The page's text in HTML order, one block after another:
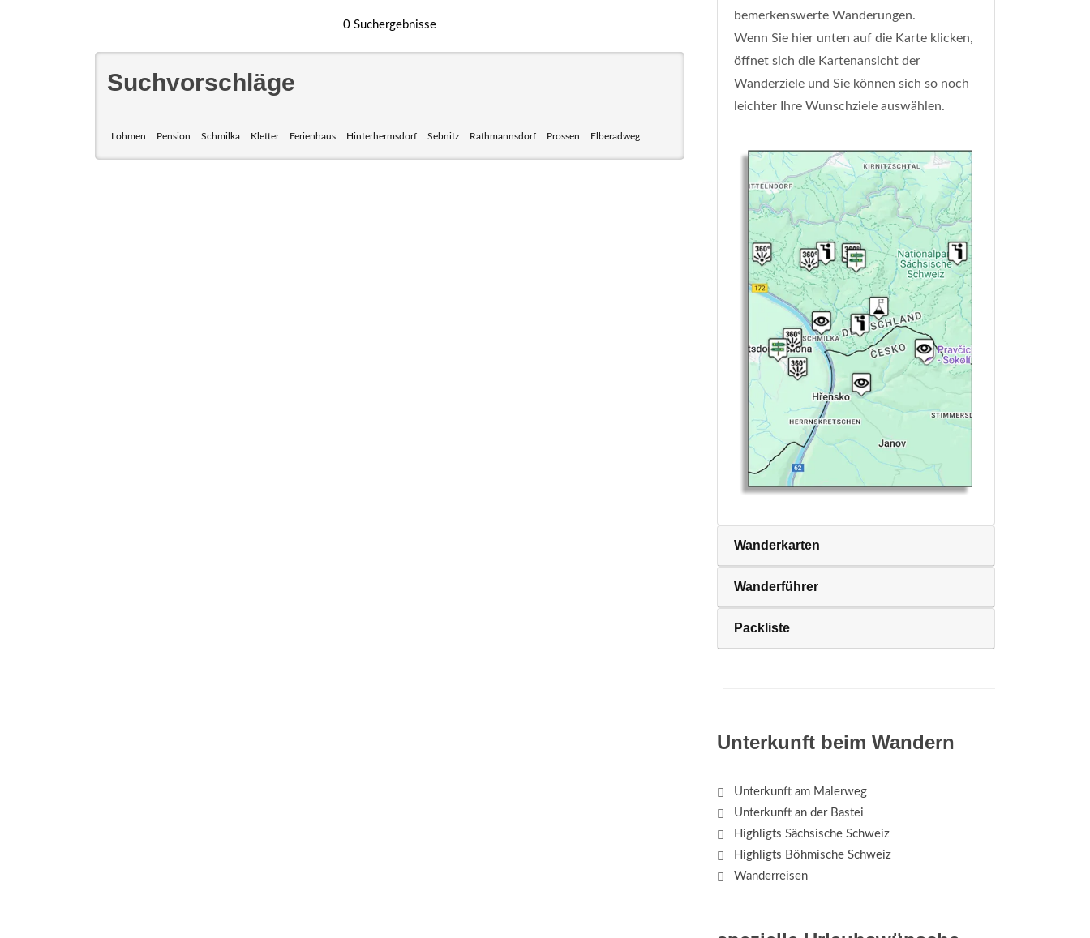
0 Suchergebnisse
Suchvorschläge
Lohmen Pension Schmilka Kletter Ferienhaus Hinterhermsdorf Sebnitz Rathmannsdorf Prossen Elberadweg
bemerkenswerte Wanderungen.
Wenn Sie hier unten auf die Karte klicken,
öffnet sich die Kartenansicht der
Wanderziele und Sie können sich so noch
leichter Ihre Wunschziele auswählen.
Wanderkarten
Wanderführer
Packliste
Unterkunft beim Wandern
Unterkunft am Malerweg
Unterkunft an der Bastei
Highligts Sächsische Schweiz
Highligts Böhmische Schweiz
Wanderreisen